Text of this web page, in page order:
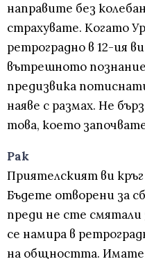
направите без
страхувате. Когато
ретроградно в 12-ия
вътрешното
предизвика
наяве с размах. Не
това, което
Рак
Приятелският ви кръг
Бъдете отворени за
преди не сте
се намира в
на общността.